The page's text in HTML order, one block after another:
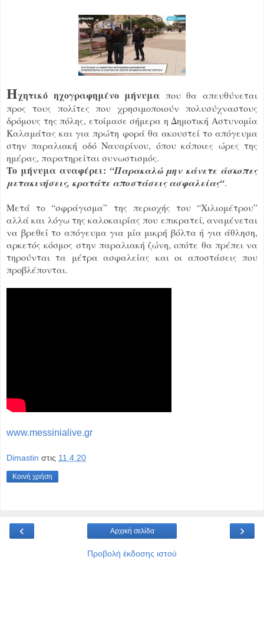
Ηχητικό ηχογραφημένο μήνυμα που θα απευθύνεται
προς τους πολίτες που χρησιμοποιούν πολυσύχναστους
δρόμους της πόλης, ετοίμασε σήμερα η Δημοτική Αστυνομία
Καλαμάτας και για πρώτη φορά θα ακουστεί το απόγευμα
στην παραλιακή οδό Ναυαρίνου, όπου κάποιες ώρες της
ημέρας, παρατηρείται συνωστισμός.
To μήνυμα αναφέρει: “Παρακαλώ μην κάνετε άσκοπες
μετακινήσεις, κρατάτε αποστάσεις ασφαλείας“.
Μετά το “σφράγισμα” της περιοχής του “Χιλιομέτρου”
αλλά και λόγω της καλοκαιρίας που επικρατεί, αναμένεται
να βρεθεί το απόγευμα για μία μικρή βόλτα ή για άθληση,
αρκετός κόσμος στην παραλιακή ζώνη, οπότε θα πρέπει να
τηρούνται τα μέτρα ασφαλείας και οι αποστάσεις που
προβλέπονται.
www.messinialive.gr
Dimastin στις 11.4.20
Κοινή χρήση
‹ ›
Αρχική σελίδα
Προβολή έκδοσης ιστού